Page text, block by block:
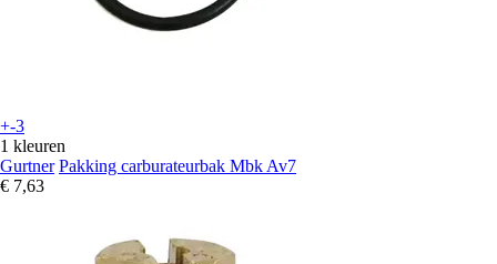
+-3
1 kleuren
Gurtner Pakking carburateurbak Mbk Av7
€ 7,63